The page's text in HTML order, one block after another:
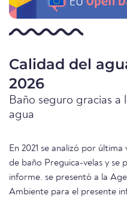
Calidad del
2026
Baño seguro gracias a
agua
En 2021 se analizó por
de baño Preguica-velas y se
informe. se presentó a la
Ambiente para el presente